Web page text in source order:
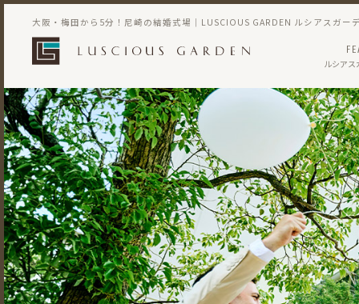
大阪・梅田から5分！尼崎の結婚式場｜LUSCIOUS GARDEN ルシアスガー
ルシアス